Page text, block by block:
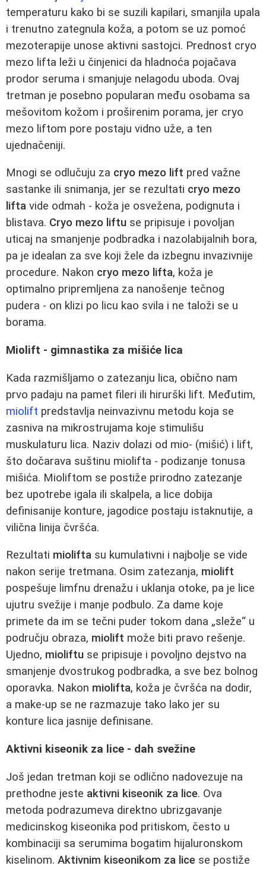
temperaturu kako bi se suzili kapilari, smanjila upala
i trenutno zategnula koža, a potom se uz pomoć
mezoterapije unose aktivni sastojci. Prednost cryo
mezo lifta leži u činjenici da hladnoća pojačava
prodor seruma i smanjuje nelagodu uboda. Ovaj
tretman je posebno popularan među osobama sa
mešovitom kožom i proširenim porama, jer cryo
mezo liftom pore postaju vidno uže, a ten
ujednačeniji.
Mnogi se odlučuju za cryo mezo lift pred važne
sastanke ili snimanja, jer se rezultati cryo mezo
lifta vide odmah - koža je osvežena, podignuta i
blistava. Cryo mezo liftu se pripisuje i povoljan
uticaj na smanjenje podbradka i nazolabijalnih bora,
pa je idealan za sve koji žele da izbegnu invazivnije
procedure. Nakon cryo mezo lifta, koža je
optimalno pripremljena za nanošenje tečnog
pudera - on klizi po licu kao svila i ne taloži se u
borama.
Miolift - gimnastika za mišiće lica
Kada razmišljamo o zatezanju lica, obično nam
prvo padaju na pamet fileri ili hirurški lift. Međutim,
miolift predstavlja neinvazivnu metodu koja se
zasniva na mikrostrujama koje stimulišu
muskulaturu lica. Naziv dolazi od mio‑ (mišić) i lift,
što dočarava suštinu miolifta - podizanje tonusa
mišića. Mioliftom se postiže prirodno zatezanje
bez upotrebe igala ili skalpela, a lice dobija
definisanije konture, jagodice postaju istaknutije, a
vilična linija čvršća.
Rezultati miolifta su kumulativni i najbolje se vide
nakon serije tretmana. Osim zatezanja, miolift
pospešuje limfnu drenažu i uklanja otoke, pa je lice
ujutru svežije i manje podbulo. Za dame koje
primete da im se tečni puder tokom dana „sleže“ u
području obraza, miolift može biti pravo rešenje.
Ujedno, mioliftu se pripisuje i povoljno dejstvo na
smanjenje dvostrukog podbradka, a sve bez bolnog
oporavka. Nakon miolifta, koža je čvršća na dodir,
a make‑up se ne razmazuje tako lako jer su
konture lica jasnije definisane.
Aktivni kiseonik za lice - dah svežine
Još jedan tretman koji se odlično nadovezuje na
prethodne jeste aktivni kiseonik za lice. Ova
metoda podrazumeva direktno ubrizgavanje
medicinskog kiseonika pod pritiskom, često u
kombinaciji sa serumima bogatim hijaluronskom
kiselinom. Aktivnim kiseonikom za lice se postiže